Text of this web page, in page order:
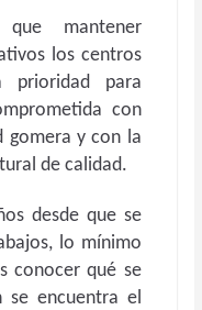
mantener
los centros
prioridad para
con
gomera y con la
de calidad.
desde que se
lo mínimo
conocer qué se
se encuentra el